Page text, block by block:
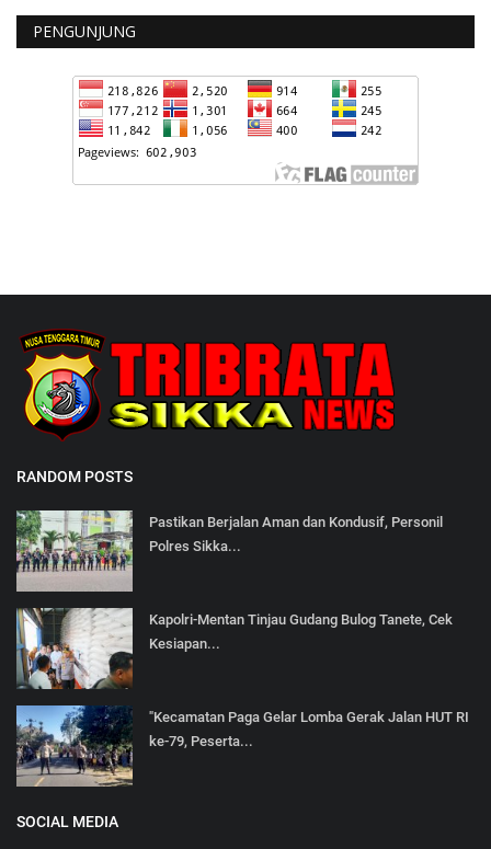
PENGUNJUNG
RANDOM POSTS
Pastikan Berjalan Aman dan Kondusif, Personil
Polres Sikka...
Kapolri-Mentan Tinjau Gudang Bulog Tanete, Cek
Kesiapan...
"Kecamatan Paga Gelar Lomba Gerak Jalan HUT RI
ke-79, Peserta...
SOCIAL MEDIA